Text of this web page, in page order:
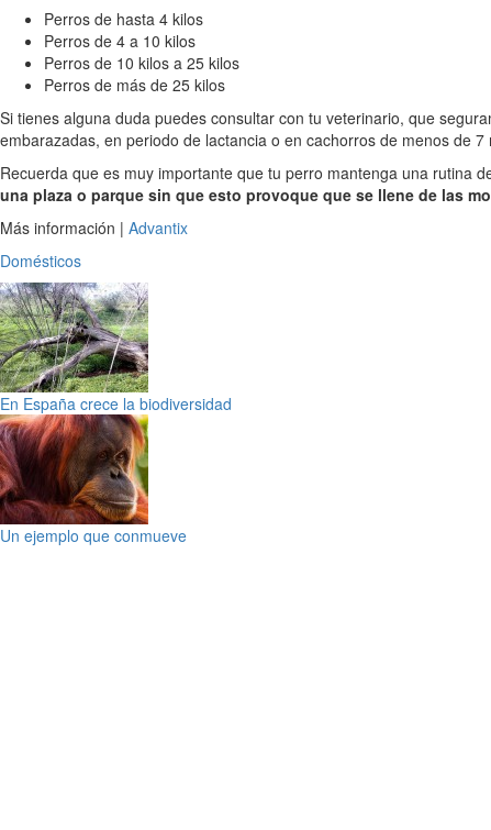
Perros de hasta 4 kilos
Perros de 4 a 10 kilos
Perros de 10 kilos a 25 kilos
Perros de más de 25 kilos
Si tienes alguna duda puedes consultar con tu veterinario, que
embarazadas, en periodo de lactancia o en cachorros de menos de 7
Recuerda que es muy importante que tu perro mantenga una rutina
una plaza o parque sin que esto provoque que se llene de las
Más información | Advantix
Domésticos
En España crece la biodiversidad
Un ejemplo que conmueve